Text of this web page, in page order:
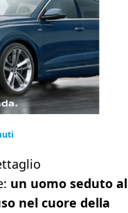
un uomo seduto al
nel cuore della